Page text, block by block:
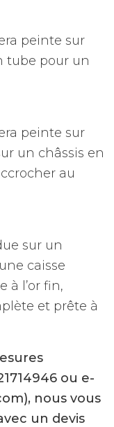
peinte sur
tube pour un
peinte sur
un châssis en
au
sur un
caisse
à l’or fin,
et prête à
ou e-
nous vous
un devis